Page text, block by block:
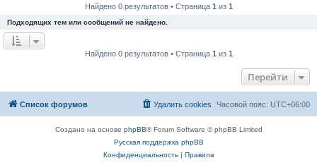
Найдено 0 результатов • Страница 1 из 1
Подходящих тем или сообщений не найдено.
Найдено 0 результатов • Страница 1 из 1
Перейти
Список форумов Часовой пояс: UTC+06:00
Удалить cookies
Создано на основе phpBB® Forum Software © phpBB Limited
Русская поддержка phpBB
Конфиденциальность| Правила